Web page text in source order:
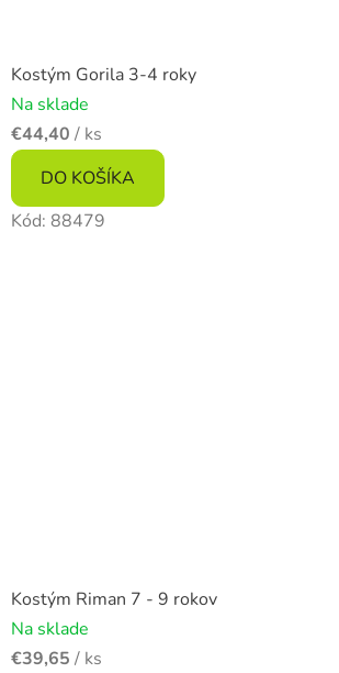
Kostým Gorila 3-4 roky
Na sklade
€44,40 / ks
DO KOŠÍKA
Kód: 88479
Kostým Riman 7 - 9 rokov
Na sklade
€39,65 / ks